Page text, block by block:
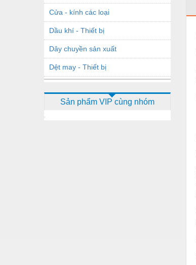
Cửa - kính các loại
Dầu khí - Thiết bị
Dây chuyền sản xuất
Dệt may - Thiết bị
Dịch vụ - Thi công
Sản phẩm VIP cùng nhóm